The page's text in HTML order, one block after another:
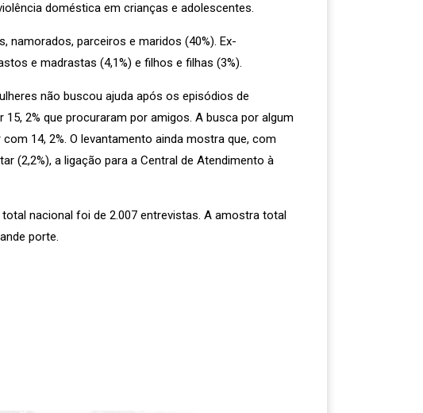
doméstica em crianças e adolescentes.
parceiros e maridos (40%). Ex-
e madrastas (4,1%) e filhos e filhas (3%).
não buscou ajuda após os episódios de
2% que procuraram por amigos. A busca por algum
14, 2%. O levantamento ainda mostra que, com
(2,2%), a ligação para a Central de Atendimento à
nacional foi de 2.007 entrevistas. A amostra total
porte.